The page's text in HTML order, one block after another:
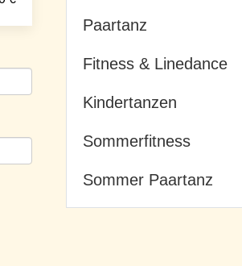
Paartanz
Fitness & Linedance
Kindertanzen
Sommerfitness
Sommer Paartanz